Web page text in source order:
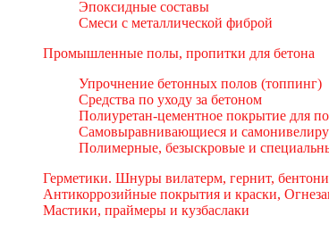
Эпоксидные составы
Смеси с металлической фиброй
Промышленные полы, пропитки для бетона
Упрочнение бетонных полов (топпинг)
Средства по уходу за бетоном
Полиуретан-цементное покрытие для
Самовыравнивающиеся и
Полимерные, безыскровые и
Герметики. Шнуры вилатерм, гернит,
Антикоррозийные покрытия и краски,
Мастики, праймеры и кузбаслаки